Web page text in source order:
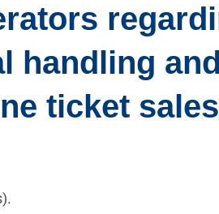
handling
ticket